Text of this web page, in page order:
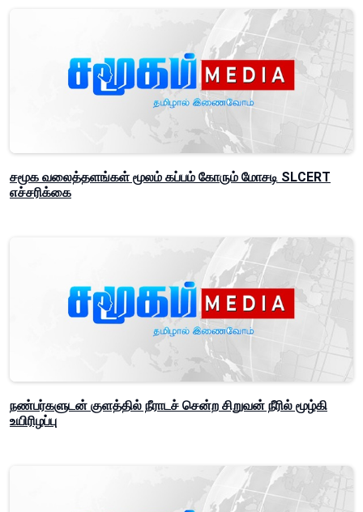
சமூக வலைத்தளங்கள் மூலம் கப்பம் கோரும் மோசடி SLCERT
எச்சரிக்கை
நண்பர்களுடன் குளத்தில் நீராடச் சென்ற சிறுவன் நீரில் மூழ்கி
உயிரிழப்பு